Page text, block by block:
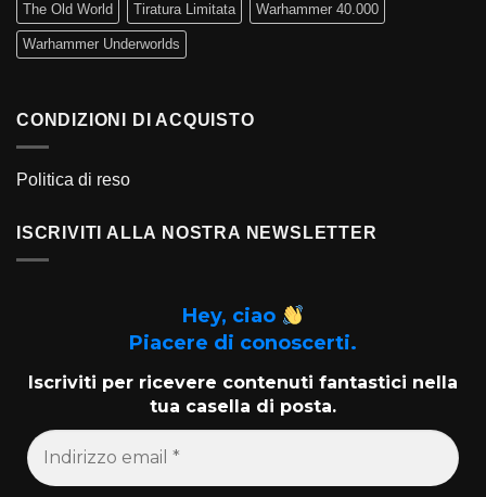
The Old World Tiratura Limitata Warhammer 40.000
Warhammer Underworlds
CONDIZIONI DI ACQUISTO
Politica di reso
ISCRIVITI ALLA NOSTRA NEWSLETTER
Hey, ciao
Piacere di conoscerti.
Iscriviti per ricevere contenuti fantastici nella
tua casella di posta.